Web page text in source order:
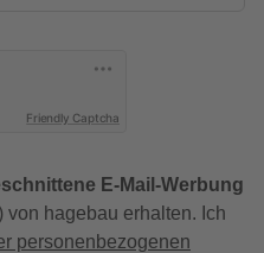
Friendly Captcha
E-Mail-Werbung
hagebau erhalten. Ich
personenbezogenen